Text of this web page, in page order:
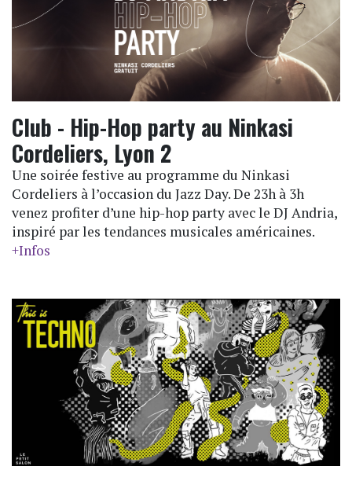
Club - Hip-Hop party au Ninkasi
Cordeliers, Lyon 2
Une soirée festive au programme du Ninkasi
Cordeliers à l’occasion du Jazz Day. De 23h à 3h
venez profiter d’une hip-hop party avec le DJ Andria,
inspiré par les tendances musicales américaines.
+Infos